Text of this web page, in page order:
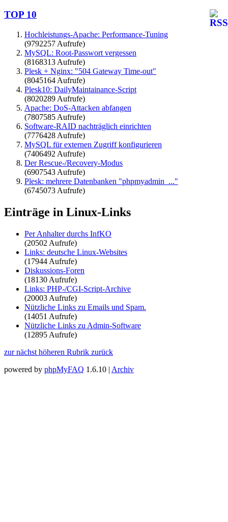
TOP 10
Hochleistungs-Apache: Performance-Tuning
(9792257 Aufrufe)
MySQL: Root-Passwort vergessen
(8168313 Aufrufe)
Plesk + Nginx: "504 Gateway Time-out"
(8045164 Aufrufe)
Plesk10: DailyMaintainance-Script
(8020289 Aufrufe)
Apache: DoS-Attacken abfangen
(7807585 Aufrufe)
Software-RAID nachträglich einrichten
(7776428 Aufrufe)
MySQL für externen Zugriff konfigurieren
(7406492 Aufrufe)
Der Rescue-/Recovery-Modus
(6907543 Aufrufe)
Plesk: mehrere Datenbanken "phpmyadmin_..."
(6745073 Aufrufe)
Einträge in Linux-Links
Per Anhalter durchs InfKO
(20502 Aufrufe)
Links: deutsche Linux-Websites
(17944 Aufrufe)
Diskussions-Foren
(18130 Aufrufe)
Links: PHP-/CGI-Script-Archive
(20003 Aufrufe)
Nützliche Links zu Emails und Spam.
(14051 Aufrufe)
Nützliche Links zu Admin-Software
(12895 Aufrufe)
zur nächst höheren Rubrik zurück
powered by phpMyFAQ 1.6.10 | Archiv